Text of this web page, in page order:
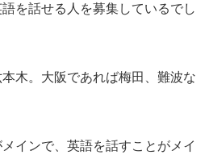
を話せる人を募集しているでし
木。大阪であれば梅田、難波な
インで、英語を話すことがメイ